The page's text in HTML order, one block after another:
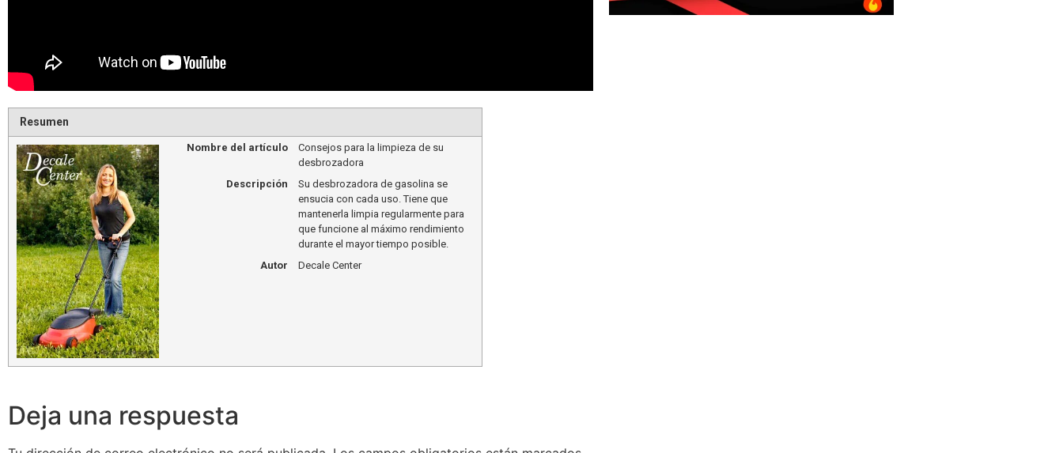
Resumen
Nombre del artículo
Consejos para la limpieza de su
desbrozadora
Descripción
Su desbrozadora de gasolina se
ensucia con cada uso. Tiene que
mantenerla limpia regularmente para
que funcione al máximo rendimiento
durante el mayor tiempo posible.
Autor
Decale Center
Deja una respuesta